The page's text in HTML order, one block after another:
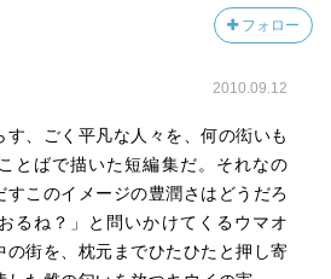
フォロー
2010.09.12
す、ごく平凡な人々を、何の衒いも
とばで描いた短編集だ。それなの
すこのイメージの豊潤さはどうだろ
るね？」と問いかけてくるウマオ
の街を、枕元までひたひたと押し寄